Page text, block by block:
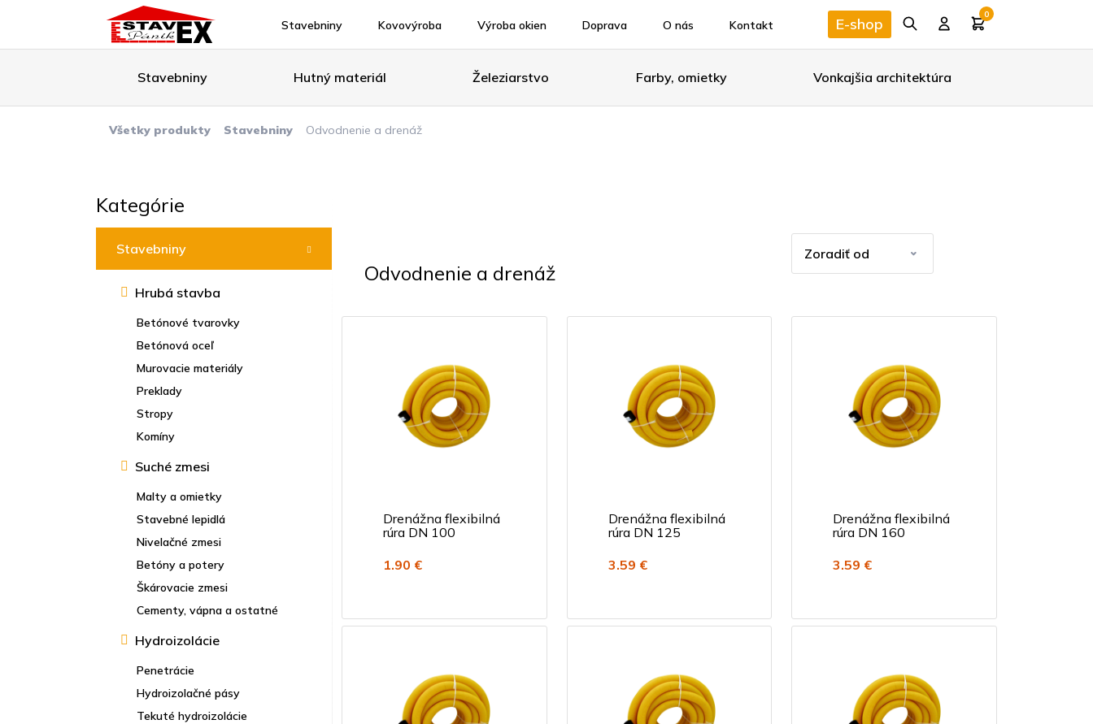
Stavebniny Kovovýroba Výroba okien Doprava O nás Kontakt E-shop
0
Stavebniny Hutný materiál Železiarstvo Farby, omietky Vonkajšia architektúra
Všetky produkty Stavebniny Odvodnenie a drenáž
Kategórie
Stavebniny
Hrubá stavba
Betónové tvarovky
Betónová oceľ
Murovacie materiály
Preklady
Stropy
Komíny
Suché zmesi
Malty a omietky
Stavebné lepidlá
Nivelačné zmesi
Betóny a potery
Škárovacie zmesi
Cementy, vápna a ostatné
Hydroizolácie
Penetrácie
Hydroizolačné pásy
Tekuté hydroizolácie
Odvodnenie a drenáž
Drenážna flexibilná
rúra DN 100
1.90 €
Drenážna flexibilná
rúra DN 125
3.59 €
Drenážna flexibilná
rúra DN 160
3.59 €